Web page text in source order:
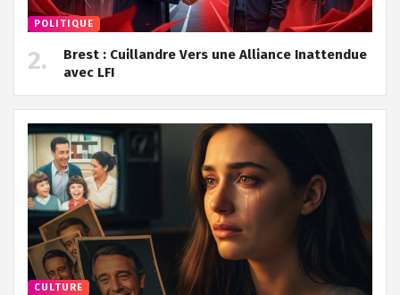
POLITIQUE
Brest : Cuillandre Vers une Alliance Inattendue
avec LFI
CULTURE